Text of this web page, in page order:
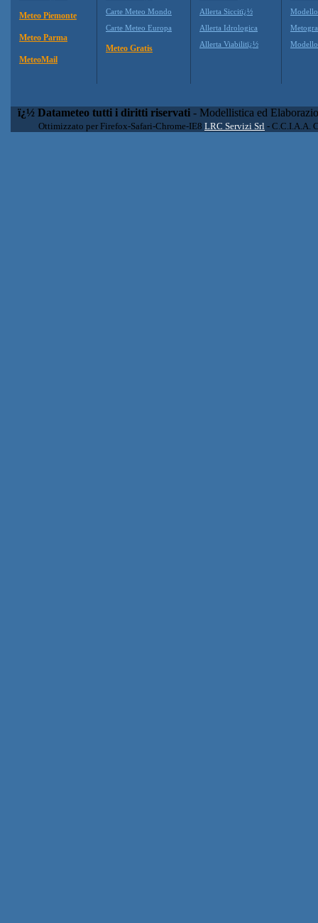
Meteo Piemonte
Meteo Parma
MeteoMail
Carte Meteo Mondo
Carte Meteo Europa
Meteo Gratis
Allerta Siccitï¿½
Allerta Idrologica
Allerta Viabilitï¿½
Modello
ï¿½ Datameteo tutti i diritti riservati - Modellistica ed
Ottimizzato per Firefox-Safari-Chrome-IE8 LRC Servizi Srl - C.C.I.A.A.